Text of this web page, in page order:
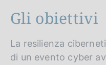
Gli obiettivi
La resilienza
di un evento cyber